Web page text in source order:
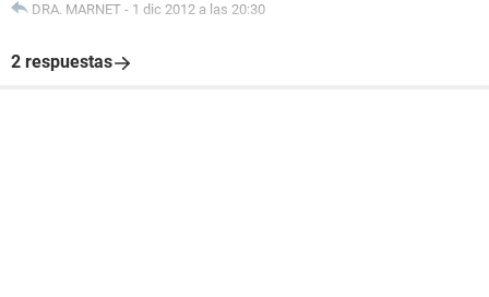
DRA. MARNET - 1 dic 2012 a las 20:30
2 respuestas